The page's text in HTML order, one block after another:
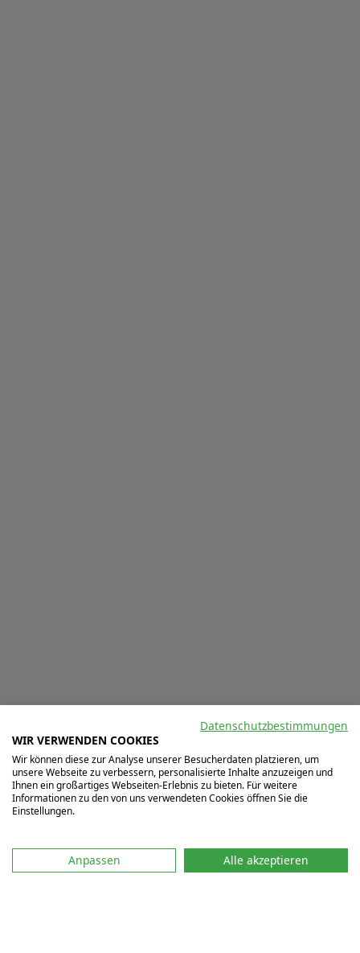
Schreib uns auf WhatsApp
Datenschutzbestimmungen
WIR VERWENDEN COOKIES
Wir können diese zur Analyse unserer Besucherdaten platzieren, um
unsere Webseite zu verbessern, personalisierte Inhalte anzuzeigen und
Ihnen ein großartiges Webseiten-Erlebnis zu bieten. Für weitere
Informationen zu den von uns verwendeten Cookies öffnen Sie die
Einstellungen.
Anpassen Alle akzeptieren